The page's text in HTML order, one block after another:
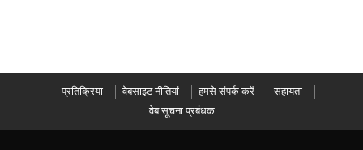
प्रतिक्रिया वेबसाइट नीतियां हमसे संपर्क करें
सहायता
वेब सूचना प्रबंधक